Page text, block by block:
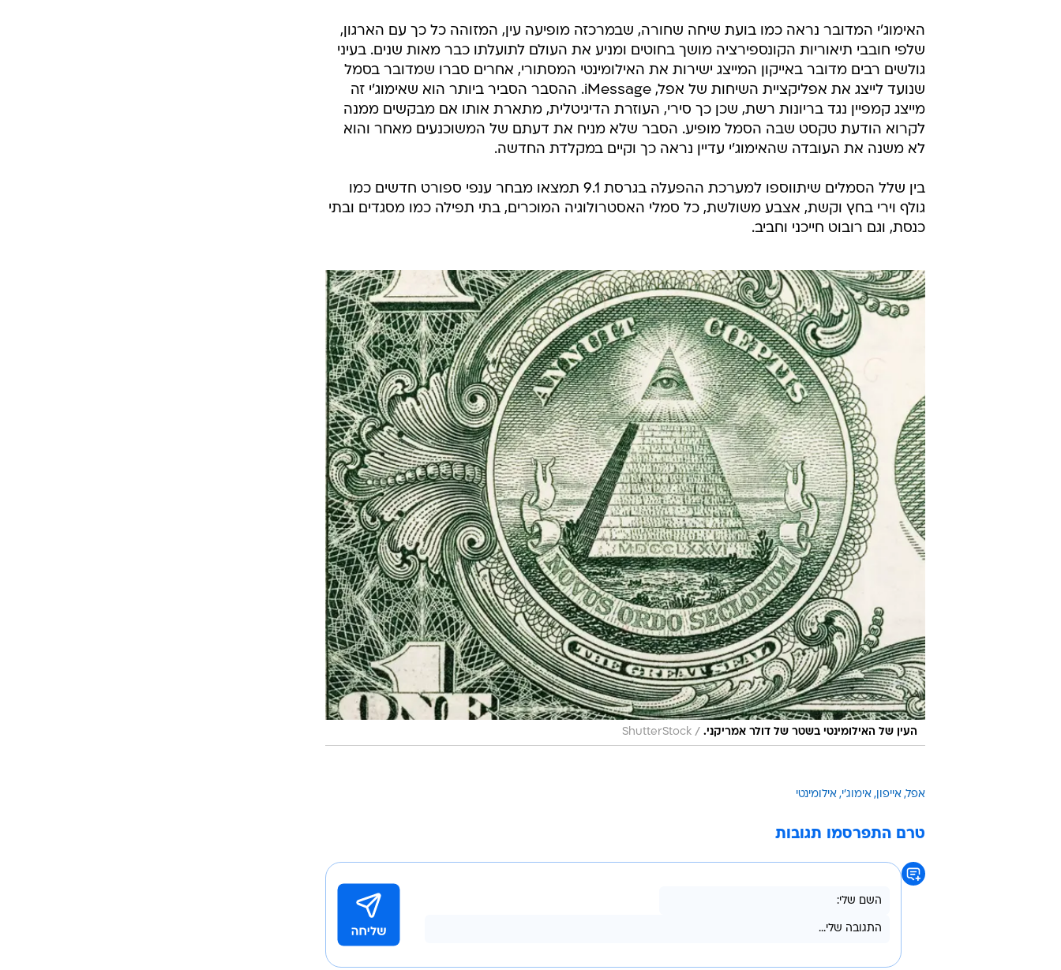
האימוג'י המדובר נראה כמו בועת שיחה שחורה, שבמרכזה מופיעה עין, המזוהה כל כך עם הארגון,
שלפי חובבי תיאוריות הקונספירציה מושך בחוטים ומניע את העולם לתועלתו כבר מאות שנים. בעיני
גולשים רבים מדובר באייקון המייצג ישירות את האילומינטי המסתורי, אחרים סברו שמדובר בסמל
שנועד לייצג את אפליקציית השיחות של אפל, iMessage. ההסבר הסביר ביותר הוא שאימוג'י זה
מייצג קמפיין נגד בריונות רשת, שכן כך סירי, העוזרת הדיגיטלית, מתארת אותו אם מבקשים ממנה
לקרוא הודעת טקסט שבה הסמל מופיע. הסבר שלא מניח את דעתם של המשוכנעים מאחר והוא
לא משנה את העובדה שהאימוג'י עדיין נראה כך וקיים במקלדת החדשה.
בין שלל הסמלים שיתווספו למערכת ההפעלה בגרסת 9.1 תמצאו מבחר ענפי ספורט חדשים כמו
גולף וירי בחץ וקשת, אצבע משולשת, כל סמלי האסטרולוגיה המוכרים, בתי תפילה כמו מסגדים ובתי
כנסת, וגם רובוט חייכני וחביב.
העין של האילומינטי בשטר של דולר אמריקני. /
ShutterStock
אפל אייפון אימוג'י אילומינטי
טרם התפרסמו תגובות